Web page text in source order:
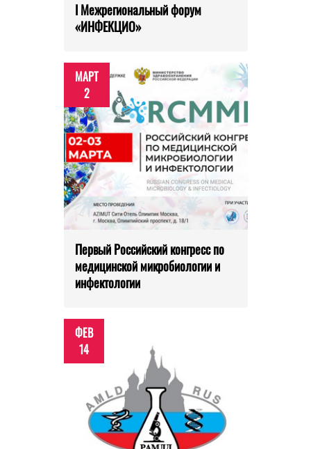
I Межрегиональный форум
«ИНФЕКЦИО»
МАРТ
2
Первый Российский конгресс по
медицинской микробиологии и
инфектологии
ФЕВ
14